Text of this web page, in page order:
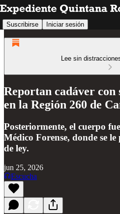
Suscribirse Iniciar sesión
Lee sin
Reportan cadáver con
en la Región 260 de
Posteriormente, el cuerpo
Médico Forense, donde se
de ley.
jun 25, 2026
Escucha